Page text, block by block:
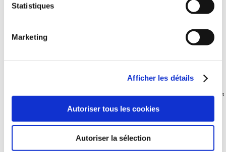
Statistiques
Marketing
Afficher les détails
Autoriser tous les cookies
Autoriser la sélection
- Résultats : élections législatives
- Solidarité : plan canicule, mettre les plus vulnérables à l'abri
- Tansition énergétique : un éclairage public performant et durable
- Direction l'Espace jeunes
- Et aussi : si vos jeunes ont la fibre artistique, s'ils sont amoureux de l'environnement
- Les castors grimpeurs Jovaciens : la Jovacienne labelisée "Sport citoyen, sport
- Sortie du Cahier n°32 du GRH
- Expo : "Les chitas d'Alcobaça"
- Nos commerces : et si on passait à table...